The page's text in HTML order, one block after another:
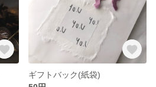
ギフトバック(紙袋)